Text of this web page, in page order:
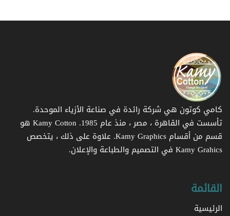
كامي كوتون هي شركة رائدة في صناعة الأزياء الموحدة.
تأسست في القاهرة ، مصر ، منذ عام 1985. Kamy Cotton هو
قسم من أقسام Kamy Graphics. علاوة على ذلك ، يتخصص
Kamy Grahics في التصميم والطباعة والإعلان.
القائمة
الرئيسية